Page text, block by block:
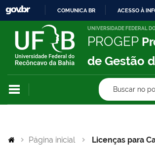
IR
PARA
CONTEÚDO
COMUNICA BR ACESSO À
UNIVERSIDADE FEDERAL
PROGEP
de Gestão
Buscar no
Página inicial Licenças para